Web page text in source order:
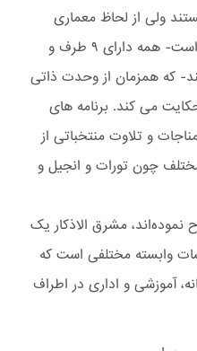
ولی از لحاظ معماری
اصولي کلی در آنها مراعات شده است- همه دارای ۹ طرف و
که همزمان از وحدت ذاتی
می کند. برنامه های
و تلاوت منتخباتی از
چون تورات و انجیل و
نموده‌اند، مشرق الاذکار یک
وابسته مختلفی است که
آموزشی و اداری در اطراف